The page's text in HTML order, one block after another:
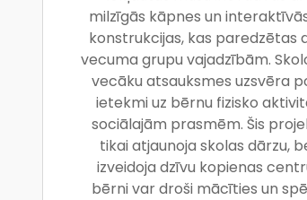
milzīgās kāpnes un
konstrukcijas, kas paredzētas
vecuma grupu vajadzībām.
vecāku atsauksmes uzsvēra
ietekmi uz bērnu fizisko
sociālajām prasmēm. Šis
tikai atjaunoja skolas dārzu,
izveidoja dzīvu kopienas
bērni var droši mācīties un